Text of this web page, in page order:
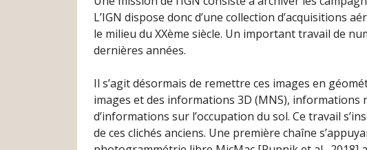
L’IGN dispose donc d’une collection d’acquisitions
le milieu du XXème siècle. Un important travail de
dernières années.
Il s’agit désormais de remettre ces images en
images et des informations 3D (MNS), informations
d’informations sur l’occupation du sol. Ce travail
de ces clichés anciens. Une première chaîne